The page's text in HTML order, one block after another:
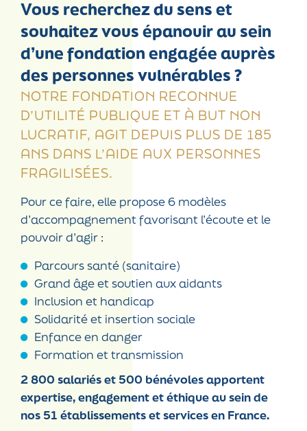
Vous recherchez du sens et
souhaitez vous épanouir au sein
d’une fondation engagée auprès
des personnes vulnérables ?
NOTRE FONDATION RECONNUE
D’UTILITÉ PUBLIQUE ET À BUT NON
LUCRATIF, AGIT DEPUIS PLUS DE 185
ANS DANS L’AIDE AUX PERSONNES
FRAGILISÉES.
Pour ce faire, elle propose 6 modèles
d’accompagnement favorisant l’écoute et le
pouvoir d’agir :
Parcours santé (sanitaire)
Grand âge et soutien aux aidants
Inclusion et handicap
Solidarité et insertion sociale
Enfance en danger
Formation et transmission
2 800 salariés et 500 bénévoles apportent
expertise, engagement et éthique au sein de
nos 51 établissements et services en France.